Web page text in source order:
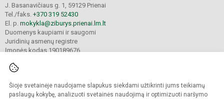
Šioje svetainėje naudojame slapukus siekdami užtikrinti jums teikiamų
paslaugų kokybę, analizuoti svetainės naudojimą ir optimizuoti naršymo
J. Basanavičiaus g. 1, 59129 Prienai
Tel./faks. +370 319 52430
El. p. mokykla@ziburys.prienai.lm.lt
Duomenys kaupiami ir saugomi
Juridinių asmenų registre
Įmonės kodas 190189676
© 2023 Prienų "Žiburio" gimnazija. Visos teisės saugomos.
Kopijuoti turinį be raštiško gimnazijos sutikimo griežtai draudžiama.